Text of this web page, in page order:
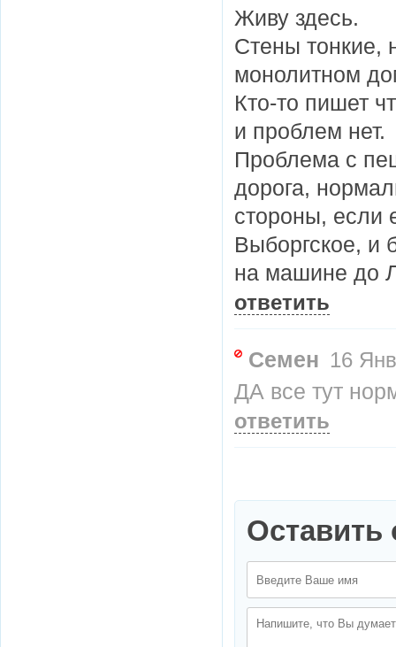
Живу здесь.
Стены тонкие,
монолитном
Кто-то пишет
и проблем нет.
Проблема с
дорога,
стороны, если
Выборгское, и
на машине до
ответить
Семен 16
ДА все тут
ответить
Оставить